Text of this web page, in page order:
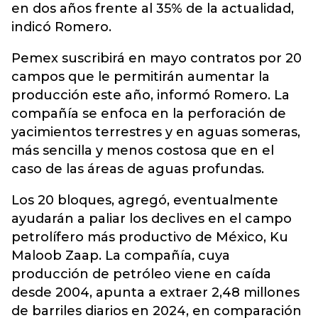
en dos años frente al 35% de la actualidad,
indicó Romero.
Pemex suscribirá en mayo contratos por 20
campos que le permitirán aumentar la
producción este año, informó Romero. La
compañía se enfoca en la perforación de
yacimientos terrestres y en aguas someras,
más sencilla y menos costosa que en el
caso de las áreas de aguas profundas.
Los 20 bloques, agregó, eventualmente
ayudarán a paliar los declives en el campo
petrolífero más productivo de México, Ku
Maloob Zaap. La compañía, cuya
producción de petróleo viene en caída
desde 2004, apunta a extraer 2,48 millones
de barriles diarios en 2024, en comparación